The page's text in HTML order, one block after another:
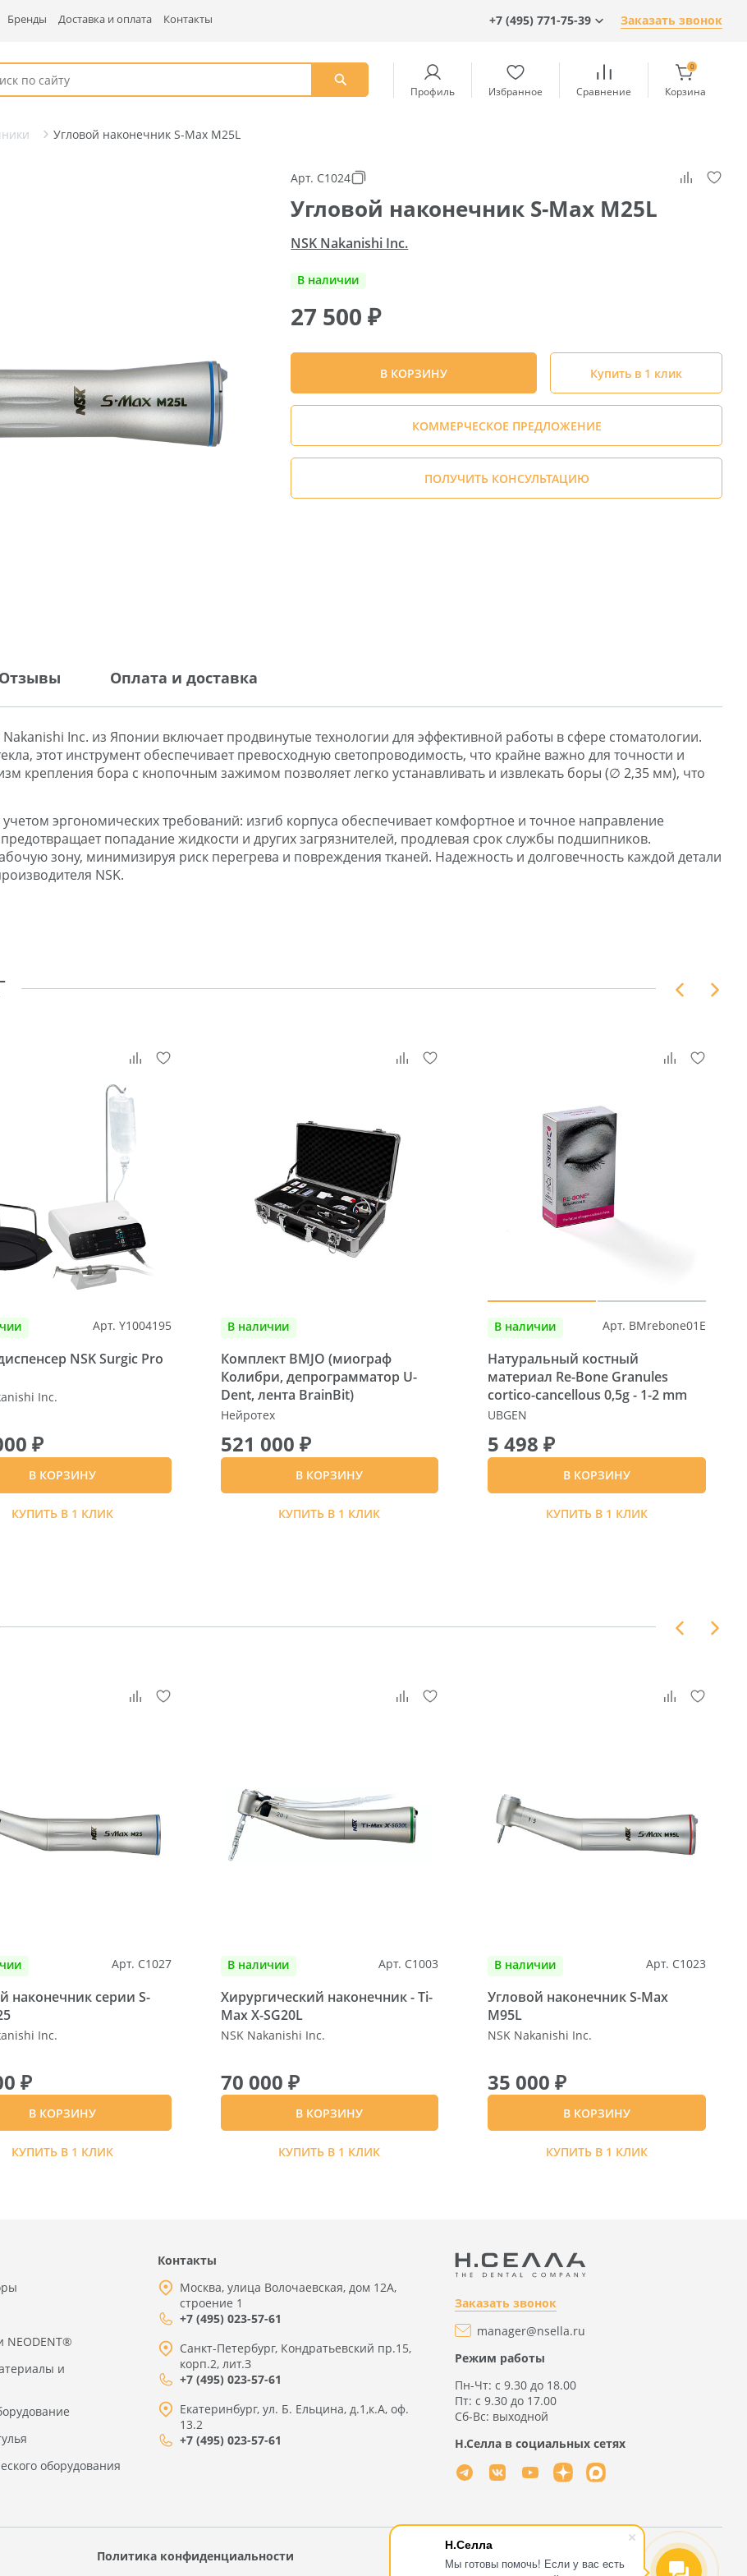
Н.Селла
Мы готовы помочь! Если у вас есть
Бренды Доставка и оплата Контакты +7 (495) 771-75-39 Заказать звонок
Профиль Избранное Сравнение
0
Корзина
Угловой наконечник S-Max M25L
Арт. C1024
Угловой наконечник S-Max M25L
NSK Nakanishi Inc.
В наличии
27 500₽
В КОРЗИНУ Купить в 1 клик
КОММЕРЧЕСКОЕ ПРЕДЛОЖЕНИЕ
ПОЛУЧИТЬ КОНСУЛЬТАЦИЮ
Отзывы Оплата и доставка
Inc. из Японии включает продвинутые технологии для эффективной работы в сфере стоматологии.
этот инструмент обеспечивает превосходную светопроводимость, что крайне важно для точности и
крепления бора с кнопочным зажимом позволяет легко устанавливать и извлекать боры (∅ 2,35 мм), что
эргономических требований: изгиб корпуса обеспечивает комфортное и точное направление
попадание жидкости и других загрязнителей, продлевая срок службы подшипников.
зону, минимизируя риск перегрева и повреждения тканей. Надежность и долговечность каждой детали
NSK.
Арт. Y1004195
NSK Surgic Pro
Inc.
₽
В КОРЗИНУ
КУПИТЬ В 1 КЛИК
В наличии
Комплект BMJO (миограф
Колибри, депрограмматор U-
Dent, лента BrainBit)
Нейротех
521 000 ₽
В КОРЗИНУ
КУПИТЬ В 1 КЛИК
В наличии Арт. BMrebone01E
Натуральный костный
материал Re-Bone Granules
cortico-cancellous 0,5g - 1-2 mm
UBGEN
5 498 ₽
В КОРЗИНУ
КУПИТЬ В 1 КЛИК
Арт. C1027
наконечник серии S-
Inc.
₽
В КОРЗИНУ
КУПИТЬ В 1 КЛИК
В наличии Арт. C1003
Хирургический наконечник - Ti-
Max X-SG20L
NSK Nakanishi Inc.
70 000 ₽
В КОРЗИНУ
КУПИТЬ В 1 КЛИК
В наличии Арт. C1023
Угловой наконечник S-Max
M95L
NSK Nakanishi Inc.
35 000 ₽
В КОРЗИНУ
КУПИТЬ В 1 КЛИК
NEODENT®
и
оборудования
Контакты
Москва, улица Волочаевская, дом 12А,
строение 1
+7 (495) 023-57-61
Санкт-Петербург, Кондратьевский пр.15,
корп.2, лит.З
+7 (495) 023-57-61
Екатеринбург, ул. Б. Ельцина, д.1,к.А, оф.
13.2
+7 (495) 023-57-61
Заказать звонок
manager@nsella.ru
Режим работы
Пн-Чт: с 9.30 до 18.00
Пт: с 9.30 до 17.00
Сб-Вс: выходной
Н.Селла в социальных сетях
Политика конфиденциальности